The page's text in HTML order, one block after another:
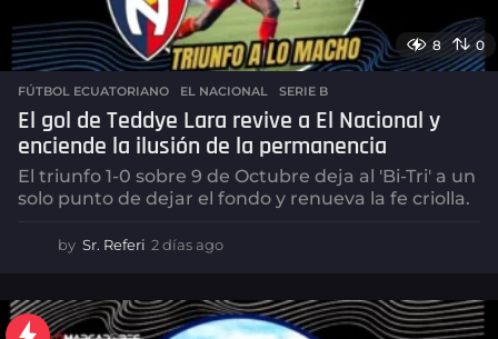
8 0
FÚTBOL ECUATORIANO ,EL NACIONAL ,SERIE B
El gol de Teddye Lara revive a El Nacional y
enciende la ilusión de la permanencia
El triunfo 1-0 sobre 9 de Octubre deja al 'Bi-Tri' a un
solo punto de dejar el fondo y renueva la fe criolla.
by Sr. Referi 2 días ago
a
s